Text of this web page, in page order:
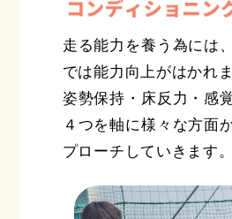
走る能力を養う為には
では能力向上がはかれま
姿勢保持・床反力・感
４つを軸に様々な方面
プローチしていきます。